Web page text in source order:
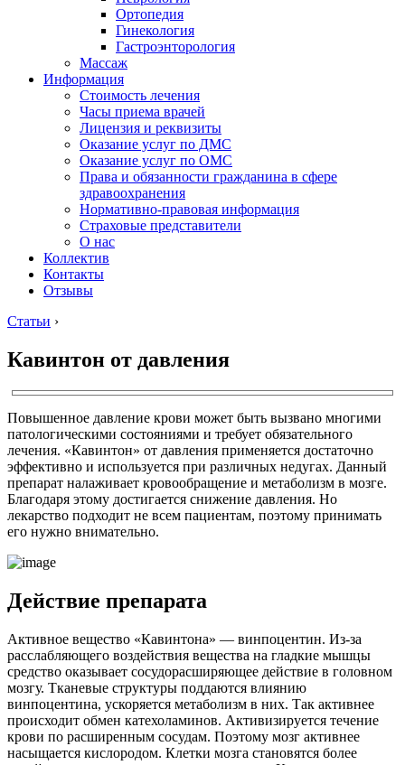
Ортопедия
Гинекология
Гастроэнторология
Массаж
Информация
Стоимость лечения
Часы приема врачей
Лицензия и реквизиты
Оказание услуг по ДМС
Оказание услуг по ОМС
Права и обязанности гражданина в сфере
здравоохранения
Нормативно-правовая информация
Страховые представители
О нас
Коллектив
Контакты
Отзывы
Статьи ›
Кавинтон от давления
Повышенное давление крови может быть вызвано многими
патологическими состояниями и требует обязательного
лечения. «Кавинтон» от давления применяется достаточно
эффективно и используется при различных недугах. Данный
препарат налаживает кровообращение и метаболизм в мозге.
Благодаря этому достигается снижение давления. Но
лекарство подходит не всем пациентам, поэтому принимать
его нужно внимательно.
Действие препарата
Активное вещество «Кавинтона» — винпоцентин. Из-за
расслабляющего воздействия вещества на гладкие мышцы
средство оказывает сосудорасширяющее действие в головном
мозгу. Тканевые структуры поддаются влиянию
винпоцентина, ускоряется метаболизм в них. Так активнее
происходит обмен катехоламинов. Активизируется течение
крови по расширенным сосудам. Поэтому мозг активнее
насыщается кислородом. Клетки мозга становятся более